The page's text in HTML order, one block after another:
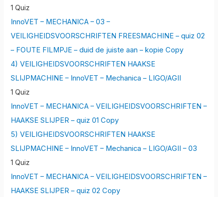
1 Quiz
InnoVET – MECHANICA – 03 –
VEILIGHEIDSVOORSCHRIFTEN FREESMACHINE – quiz 02
– FOUTE FILMPJE – duid de juiste aan – kopie Copy
4) VEILIGHEIDSVOORSCHRIFTEN HAAKSE
SLIJPMACHINE – InnoVET – Mechanica – LIGO/AGII
1 Quiz
InnoVET – MECHANICA – VEILIGHEIDSVOORSCHRIFTEN –
HAAKSE SLIJPER – quiz 01 Copy
5) VEILIGHEIDSVOORSCHRIFTEN HAAKSE
SLIJPMACHINE – InnoVET – Mechanica – LIGO/AGII – 03
1 Quiz
InnoVET – MECHANICA – VEILIGHEIDSVOORSCHRIFTEN –
HAAKSE SLIJPER – quiz 02 Copy